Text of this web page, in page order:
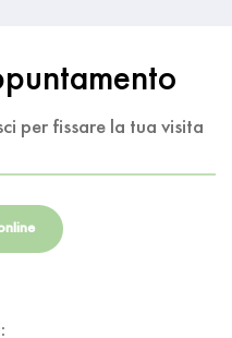
per fissare la tua visita